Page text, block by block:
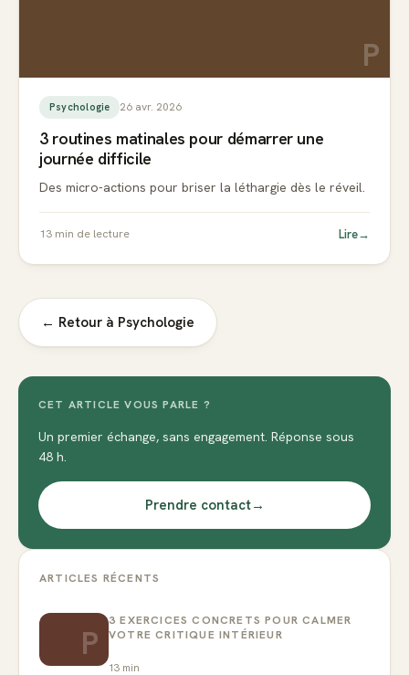
P
Psychologie 26 avr. 2026
3 routines matinales pour démarrer une
journée difficile
Des micro-actions pour briser la léthargie dès le réveil.
13 min de lecture Lire→
← Retour à Psychologie
CET ARTICLE VOUS PARLE ?
Un premier échange, sans engagement. Réponse sous
48 h.
Prendre contact→
ARTICLES RÉCENTS
P
3 EXERCICES CONCRETS POUR CALMER
VOTRE CRITIQUE INTÉRIEUR
13 min